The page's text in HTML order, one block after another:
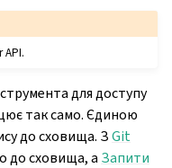
API.
для доступу
так само. Єдиною
до сховища. ЗGit
до сховища, а Запити